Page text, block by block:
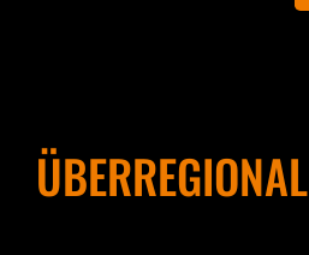
ÜBERREGIONAL